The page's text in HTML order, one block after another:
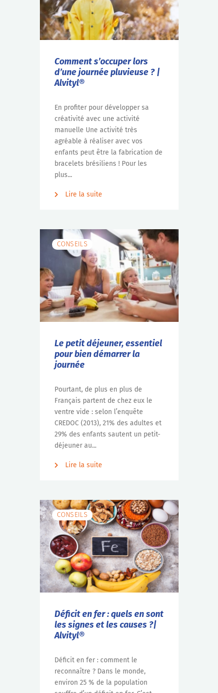
Comment s’occuper lors
d’une journée pluvieuse ? |
Alvityl®
En profiter pour développer sa
créativité avec une activité
manuelle Une activité très
agréable à réaliser avec vos
enfants peut être la fabrication de
bracelets brésiliens ! Pour les
plus...
Lire la suite
CONSEILS
Le petit déjeuner, essentiel
pour bien démarrer la
journée
Pourtant, de plus en plus de
Français partent de chez eux le
ventre vide : selon l’enquête
CREDOC (2013), 21% des adultes et
29% des enfants sautent un petit-
déjeuner au...
Lire la suite
CONSEILS
Déficit en fer : quels en sont
les signes et les causes ?|
Alvityl®
Déficit en fer : comment le
reconnaître ? Dans le monde,
environ 25 % de la population